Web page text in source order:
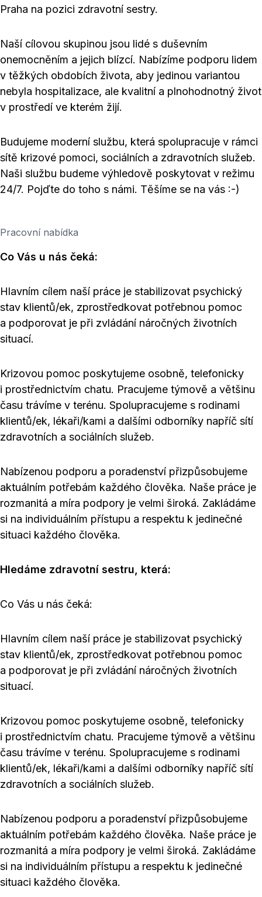
Praha na pozici zdravotní sestry.
Naší cílovou skupinou jsou lidé s duševním
onemocněním a jejich blízcí. Nabízíme podporu lidem
v těžkých obdobích života, aby jedinou variantou
nebyla hospitalizace, ale kvalitní a plnohodnotný život
v prostředí ve kterém žijí.
Budujeme moderní službu, která spolupracuje v rámci
sítě krizové pomoci, sociálních a zdravotních služeb.
Naši službu budeme výhledově poskytovat v režimu
24/7. Pojďte do toho s námi. Těšíme se na vás :-)
Pracovní nabídka
Co Vás u nás čeká:
Hlavním cílem naší práce je stabilizovat psychický
stav klientů/ek, zprostředkovat potřebnou pomoc
a podporovat je při zvládání náročných životních
situací.
Krizovou pomoc poskytujeme osobně, telefonicky
i prostřednictvím chatu. Pracujeme týmově a většinu
času trávíme v terénu. Spolupracujeme s rodinami
klientů/ek, lékaři/kami a dalšími odborníky napříč sítí
zdravotních a sociálních služeb.
Nabízenou podporu a poradenství přizpůsobujeme
aktuálním potřebám každého člověka. Naše práce je
rozmanitá a míra podpory je velmi široká. Zakládáme
si na individuálním přístupu a respektu k jedinečné
situaci každého člověka.
Hledáme zdravotní sestru, která:
Co Vás u nás čeká:
Hlavním cílem naší práce je stabilizovat psychický
stav klientů/ek, zprostředkovat potřebnou pomoc
a podporovat je při zvládání náročných životních
situací.
Krizovou pomoc poskytujeme osobně, telefonicky
i prostřednictvím chatu. Pracujeme týmově a většinu
času trávíme v terénu. Spolupracujeme s rodinami
klientů/ek, lékaři/kami a dalšími odborníky napříč sítí
zdravotních a sociálních služeb.
Nabízenou podporu a poradenství přizpůsobujeme
aktuálním potřebám každého člověka. Naše práce je
rozmanitá a míra podpory je velmi široká. Zakládáme
si na individuálním přístupu a respektu k jedinečné
situaci každého člověka.